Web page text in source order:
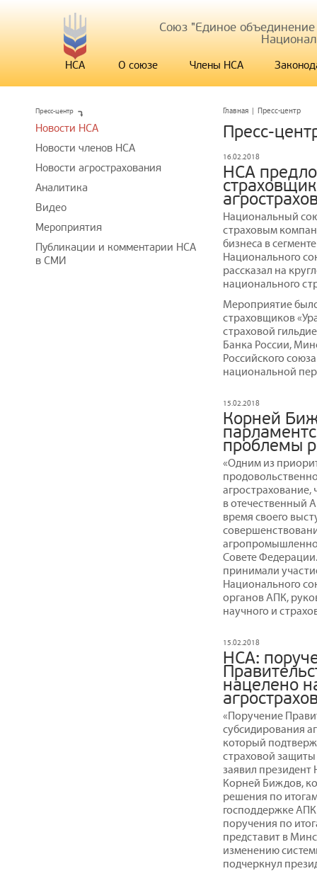
Союз "Единое
НСА О союзе Члены НСА
Главная | Пресс-центр
Пресс-
16.02.2018
НСА
Национальный
страховым
бизнеса в
Национального
рассказал на
национального
Мероприятие
страховщиков
страховой
Банка России,
Российского
национальной
15.02.2018
Корней
проблемы
«Одним из
агрострахование,
в отечественный
время своего
Совете
принимали
Национального
органов АПК,
научного и
15.02.2018
НСА:
нацелено
«Поручение
субсидирования
который
страховой защиты
заявил
Корней Биждов,
решения по
господдержке
поручения по
представит в
изменению
подчеркнул
Пресс-центр
Новости НСА
Новости членов НСА
Новости агрострахования
Аналитика
Видео
Мероприятия
Публикации и комментарии НСА
в СМИ